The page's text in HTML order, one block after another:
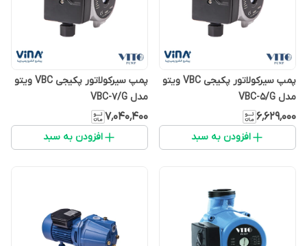
پمپ سیرکولاتور پکیجی VBC ویتو
مدل VBC-5/G
۶٬۶۲۹٬۰۰۰
افزودن به سبد
پمپ سیرکولاتور پکیجی VBC ویتو
مدل VBC-7/G
۷٬۰۴۰٬۴۰۰
افزودن به سبد